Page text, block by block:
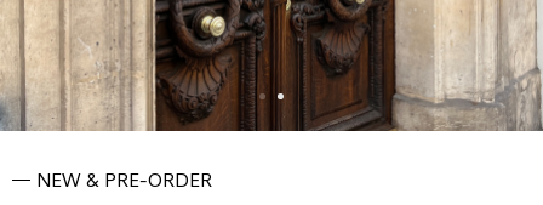
NEW & PRE-ORDER